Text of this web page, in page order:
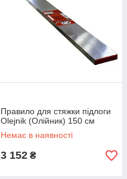
Правило для стяжки підлоги
Olejnik (Олійник) 150 см
Немає в наявності
3 152 ₴